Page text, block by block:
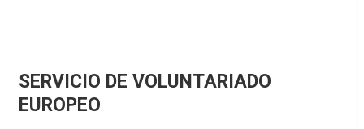
SERVICIO DE VOLUNTARIADO
EUROPEO